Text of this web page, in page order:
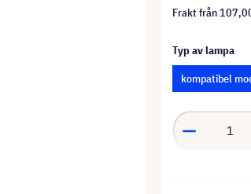
Frakt från
Typ av lampa
kompatibel